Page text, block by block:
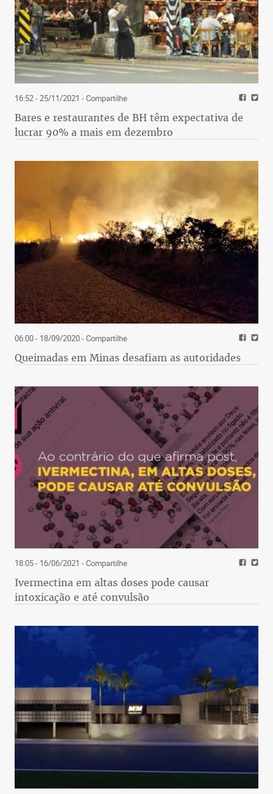
16:52 - 25/11/2021 - Compartilhe
Bares e restaurantes de BH têm expectativa de
lucrar 90% a mais em dezembro
06:00 - 18/09/2020- Compartilhe
Queimadas em Minas desafiam as autoridades
18:05 - 16/06/2021 - Compartilhe
Ivermectina em altas doses pode causar
intoxicação e até convulsão